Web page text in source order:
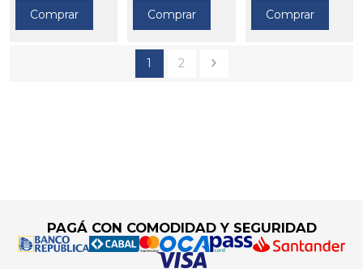
Comprar Comprar Comprar
1 2
PAGÁ CON COMODIDAD Y SEGURIDAD